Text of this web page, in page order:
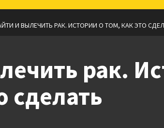
И ВЫЛЕЧИТЬ РАК. ИСТОРИИ О ТОМ, КАК ЭТО
рак.
сделать